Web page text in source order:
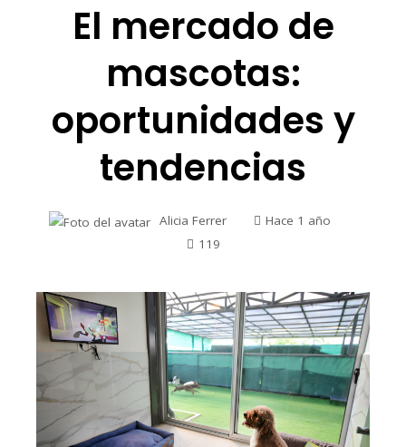
El mercado de
mascotas:
oportunidades y
tendencias
Alicia Ferrer
Hace 1 año
119